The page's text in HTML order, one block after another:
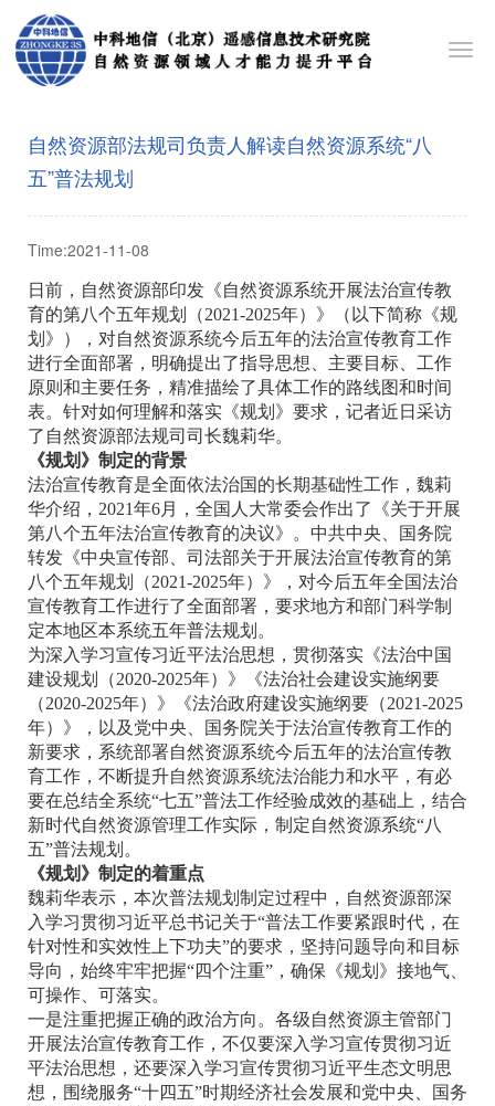
自然资源部法规司负责人解读自然资源系统“八
五”普法规划
Time:2021-11-08
日前，自然资源部印发《自然资源系统开展法治宣传教
育的第八个五年规划（2021-2025年）》（以下简称《规
划》），对自然资源系统今后五年的法治宣传教育工作
进行全面部署，明确提出了指导思想、主要目标、工作
原则和主要任务，精准描绘了具体工作的路线图和时间
表。针对如何理解和落实《规划》要求，记者近日采访
了自然资源部法规司司长魏莉华。
《规划》制定的背景
法治宣传教育是全面依法治国的长期基础性工作，魏莉
华介绍，2021年6月，全国人大常委会作出了《关于开展
第八个五年法治宣传教育的决议》。中共中央、国务院
转发《中央宣传部、司法部关于开展法治宣传教育的第
八个五年规划（2021-2025年）》，对今后五年全国法治
宣传教育工作进行了全面部署，要求地方和部门科学制
定本地区本系统五年普法规划。
为深入学习宣传习近平法治思想，贯彻落实《法治中国
建设规划（2020-2025年）》《法治社会建设实施纲要
（2020-2025年）》《法治政府建设实施纲要（2021-2025
年）》，以及党中央、国务院关于法治宣传教育工作的
新要求，系统部署自然资源系统今后五年的法治宣传教
育工作，不断提升自然资源系统法治能力和水平，有必
要在总结全系统“七五”普法工作经验成效的基础上，结合
新时代自然资源管理工作实际，制定自然资源系统“八
五”普法规划。
《规划》制定的着重点
魏莉华表示，本次普法规划制定过程中，自然资源部深
入学习贯彻习近平总书记关于“普法工作要紧跟时代，在
针对性和实效性上下功夫”的要求，坚持问题导向和目标
导向，始终牢牢把握“四个注重”，确保《规划》接地气、
可操作、可落实。
一是注重把握正确的政治方向。各级自然资源主管部门
开展法治宣传教育工作，不仅要深入学习宣传贯彻习近
平法治思想，还要深入学习宣传贯彻习近平生态文明思
想，围绕服务“十四五”时期经济社会发展和党中央、国务